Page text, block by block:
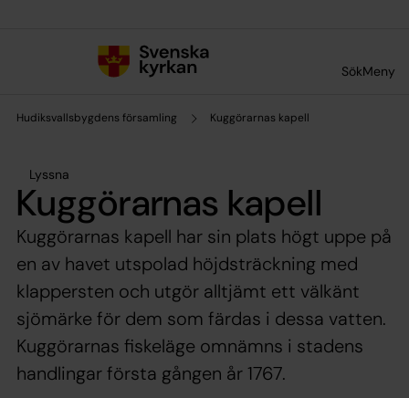
SökMeny
Hudiksvallsbygdens församling Kuggörarnas kapell
Lyssna
Kuggörarnas kapell
Kuggörarnas kapell har sin plats högt uppe på
en av havet utspolad höjdsträckning med
klappersten och utgör alltjämt ett välkänt
sjömärke för dem som färdas i dessa vatten.
Kuggörarnas fiskeläge omnämns i stadens
handlingar första gången år 1767.